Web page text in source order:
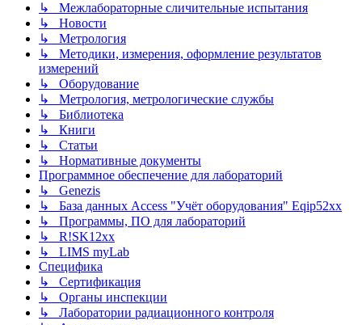
↳ Межлабораторные сличительные испытания
↳ Новости
↳ Метрология
↳ Методики, измерения, оформление результатов
измерений
↳ Оборудование
↳ Метрология, метрологические службы
↳ Библиотека
↳ Книги
↳ Статьи
↳ Нормативные документы
Программное обеспечение для лабораторий
↳ Genezis
↳ База данных Access "Учёт оборудования" Eqip52xx
↳ Программы, ПО для лабораторий
↳ R!SK12xx
↳ LIMS myLab
Специфика
↳ Сертификация
↳ Органы инспекции
↳ Лаборатории радиационного контроля